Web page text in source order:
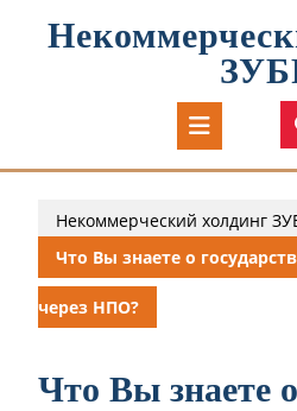
Некоммерческий холдинг
Что Вы знаете о
через НПО?
Что Вы знаете о